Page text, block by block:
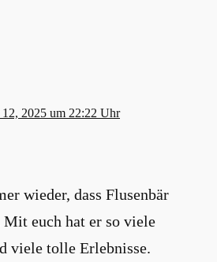
2025 um 22:22 Uhr
wieder, dass Flusenbär
Mit euch hat er so viele
viele tolle Erlebnisse.